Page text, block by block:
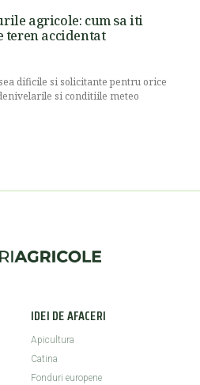
agricole: cum sa iti
accidentat
dificile si solicitante pentru orice
si conditiile meteo
IDEI DE AFACERI
Apicultura
Catina
Fonduri europene